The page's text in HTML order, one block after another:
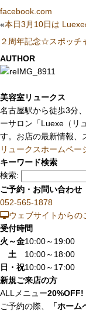
facebook.com
«本日3月10日は
２周年記念☆スポッチ
AUTHOR
美容室リュークス
名古屋駅から徒歩3分
ーサロン「Luexe（リ
す。お店の最新情報、
リュークスホームペー
キーワード検索
検索:
ご予約・お問い合わせ
052-565-1878
ウェブサイトからの
受付時間
火～金10:00～19:00
土
10:00～18:00
日・祝10:00～17:00
新規ご来店の方
ALLメニュー20%OFF!
ご予約の際、
「ホーム